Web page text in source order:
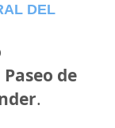
DEL
Paseo de
.